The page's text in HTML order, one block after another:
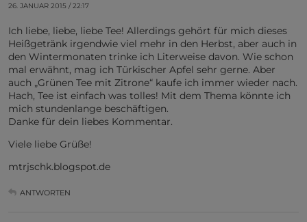
26. JANUAR 2015 / 22:17
Ich liebe, liebe, liebe Tee! Allerdings gehört für mich dieses
Heißgetränk irgendwie viel mehr in den Herbst, aber auch in
den Wintermonaten trinke ich Literweise davon. Wie schon
mal erwähnt, mag ich Türkischer Apfel sehr gerne. Aber
auch „Grünen Tee mit Zitrone“ kaufe ich immer wieder nach.
Hach, Tee ist einfach was tolles! Mit dem Thema könnte ich
mich stundenlange beschäftigen.
Danke für dein liebes Kommentar.
Viele liebe Grüße!
mtrjschk.blogspot.de
ANTWORTEN